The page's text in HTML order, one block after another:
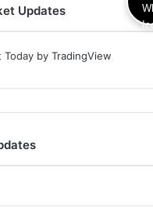
Updates
Today by TradingView